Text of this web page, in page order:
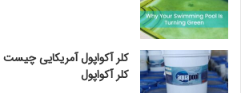
کلر آکواپول آمریکایی
کلر آکواپول